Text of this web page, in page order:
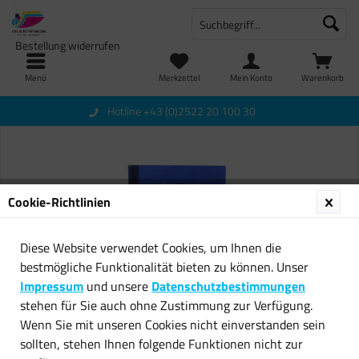
Menü Warenkorb
Merkzettel
Bestellung widerrufen
Mein Konto
Hotline +43 (0)2522 20 100 30
Cookie-Richtlinien
Diese Website verwendet Cookies, um Ihnen die
bestmögliche Funktionalität bieten zu können. Unser
Impressum und unsere Datenschutzbestimmungen
stehen für Sie auch ohne Zustimmung zur Verfügung.
Wenn Sie mit unseren Cookies nicht einverstanden sein
sollten, stehen Ihnen folgende Funktionen nicht zur